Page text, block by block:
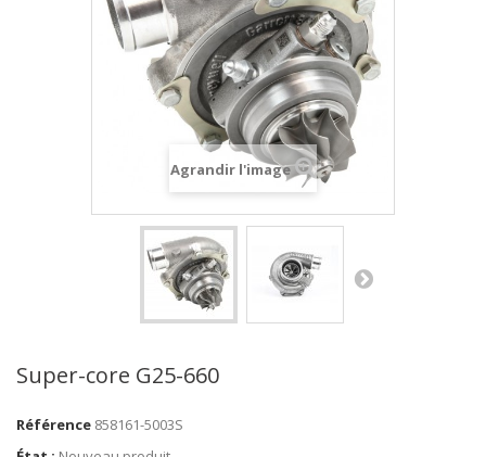
Agrandir l'image
Super-core G25-660
Référence 858161-5003S